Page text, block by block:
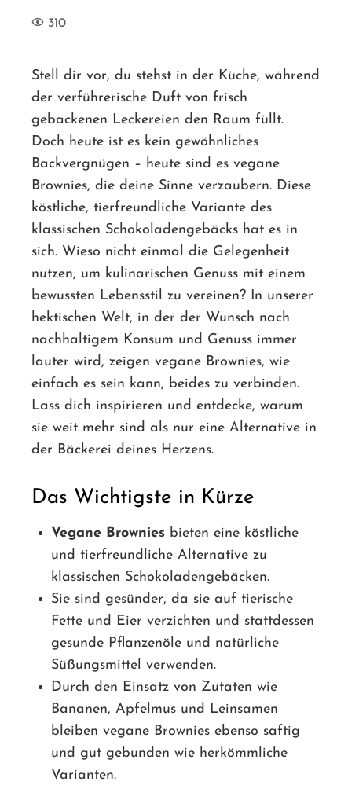
310
Stell dir vor, du stehst in der Küche, während
der verführerische Duft von frisch
gebackenen Leckereien den Raum füllt.
Doch heute ist es kein gewöhnliches
Backvergnügen – heute sind es vegane
Brownies, die deine Sinne verzaubern. Diese
köstliche, tierfreundliche Variante des
klassischen Schokoladengebäcks hat es in
sich. Wieso nicht einmal die Gelegenheit
nutzen, um kulinarischen Genuss mit einem
bewussten Lebensstil zu vereinen? In unserer
hektischen Welt, in der der Wunsch nach
nachhaltigem Konsum und Genuss immer
lauter wird, zeigen vegane Brownies, wie
einfach es sein kann, beides zu verbinden.
Lass dich inspirieren und entdecke, warum
sie weit mehr sind als nur eine Alternative in
der Bäckerei deines Herzens.
Das Wichtigste in Kürze
Vegane Brownies bieten eine köstliche
und tierfreundliche Alternative zu
klassischen Schokoladengebäcken.
Sie sind gesünder, da sie auf tierische
Fette und Eier verzichten und stattdessen
gesunde Pflanzenöle und natürliche
Süßungsmittel verwenden.
Durch den Einsatz von Zutaten wie
Bananen, Apfelmus und Leinsamen
bleiben vegane Brownies ebenso saftig
und gut gebunden wie herkömmliche
Varianten.